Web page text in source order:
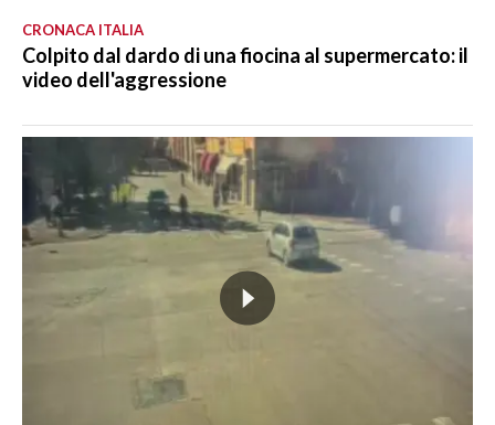
CRONACA ITALIA
Colpito dal dardo di una fiocina al supermercato: il
video dell'aggressione